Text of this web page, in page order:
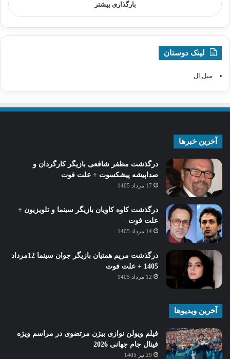
بارگذاری بیشتر
لینک دوستان
مبل ال
آخرین خبرها
درگذشت مظفر شافعی بازیگر کارگردان و
صداپیشه پیشکسوت + علت فوت
17 مرداد 1405
درگذشت کاوه کاویان بازیگر سینما و تلویزیون +
علت فوت
14 مرداد 1405
درگذشت مریم همتیان بازیگر جوان سینما 12مرداد
1405 + علت فوت
12 مرداد 1405
آخرین ویدیوها
فیلم ویولن نوازی بیژن مرتضوی در مراسم ویژه
فینال جام جهانی 2026
29 تیر 1405